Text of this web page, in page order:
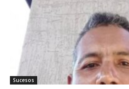
Sucesos